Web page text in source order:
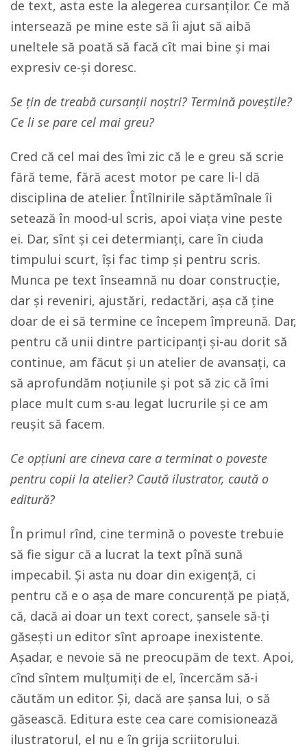
de text, asta este la alegerea cursanților. Ce mă
intersează pe mine este să îi ajut să aibă
uneltele să poată să facă cît mai bine și mai
expresiv ce-și doresc.
Se țin de treabă cursanții noștri? Termină poveștile?
Ce li se pare cel mai greu?
Cred că cel mai des îmi zic că le e greu să scrie
fără teme, fără acest motor pe care li-l dă
disciplina de atelier. Întîlnirile săptămînale îi
setează în mood-ul scris, apoi viața vine peste
ei. Dar, sînt și cei determianți, care în ciuda
timpului scurt, își fac timp și pentru scris.
Munca pe text înseamnă nu doar construcție,
dar și reveniri, ajustări, redactări, așa că ține
doar de ei să termine ce începem împreună. Dar,
pentru că unii dintre participanți și-au dorit să
continue, am făcut și un atelier de avansați, ca
să aprofundăm noțiunile și pot să zic că îmi
place mult cum s-au legat lucrurile și ce am
reușit să facem.
Ce opțiuni are cineva care a terminat o poveste
pentru copii la atelier? Caută ilustrator, caută o
editură?
În primul rînd, cine termină o poveste trebuie
să fie sigur că a lucrat la text pînă sună
impecabil. Și asta nu doar din exigență, ci
pentru că e o așa de mare concurență pe piață,
că, dacă ai doar un text corect, șansele să-ți
găsești un editor sînt aproape inexistente.
Așadar, e nevoie să ne preocupăm de text. Apoi,
cînd sîntem mulțumiți de el, încercăm să-i
căutăm un editor. Și, dacă are șansa lui, o să
găsească. Editura este cea care comisionează
ilustratorul, el nu e în grija scriitorului.